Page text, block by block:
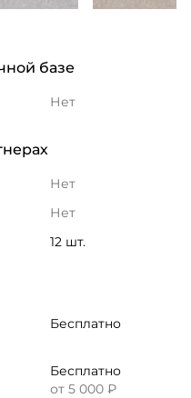
базе
Нет
Нет
Нет
12 шт.
Бесплатно
Бесплатно
от 5 000 ₽